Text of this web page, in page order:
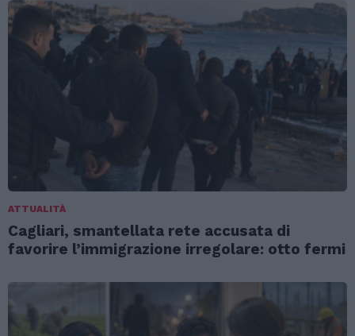
ATTUALITÀ
Cagliari, smantellata rete accusata di
favorire l’immigrazione irregolare: otto fermi